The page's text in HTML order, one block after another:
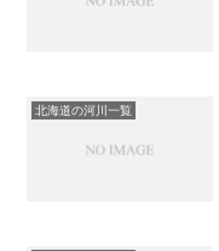
北海道の河川一覧